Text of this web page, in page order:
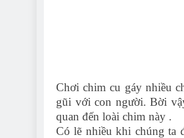
Chơi chim cu gáy nhiều
gũi với con người. Bời
quan đến loài chim này .
Có lẽ nhiều khi chúng ta